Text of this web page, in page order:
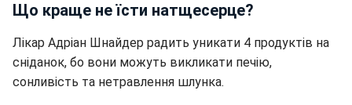
Що краще не їсти натщесерце?
Лікар Адріан Шнайдер радить уникати 4 продуктів на
сніданок, бо вони можуть викликати печію,
сонливість та нетравлення шлунка.